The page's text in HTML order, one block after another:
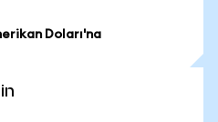
Doları'na